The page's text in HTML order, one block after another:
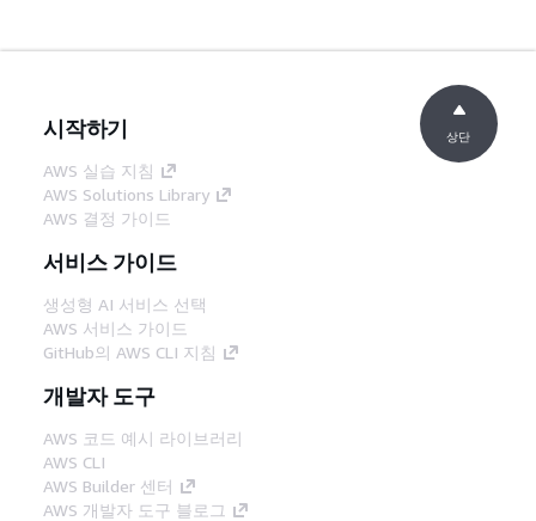
시작하기
AWS 실습 지침
AWS Solutions Library
AWS 결정 가이드
서비스 가이드
생성형 AI 서비스 선택
AWS 서비스 가이드
GitHub의 AWS CLI 지침
개발자 도구
AWS 코드 예시 라이브러리
AWS CLI
AWS Builder 센터
AWS 개발자 도구 블로그
상단